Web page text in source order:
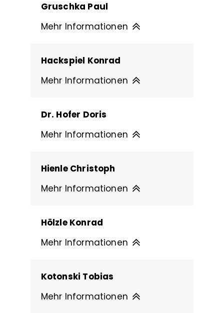
Gruschka Paul
Mehr Informationen
Hackspiel Konrad
Mehr Informationen
Dr. Hofer Doris
Mehr Informationen
Hienle Christoph
Mehr Informationen
Hölzle Konrad
Mehr Informationen
Kotonski Tobias
Mehr Informationen